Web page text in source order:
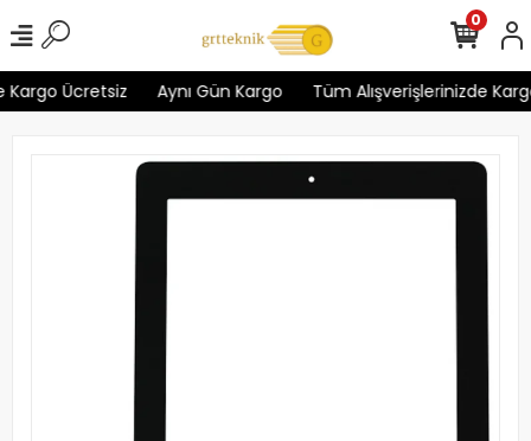
Ücretsiz Aynı Gün Kargo Tüm Alışverişlerinizde
0